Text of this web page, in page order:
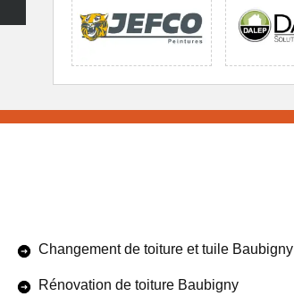
Changement de toiture et tuile Baubigny
Rénovation de toiture Baubigny